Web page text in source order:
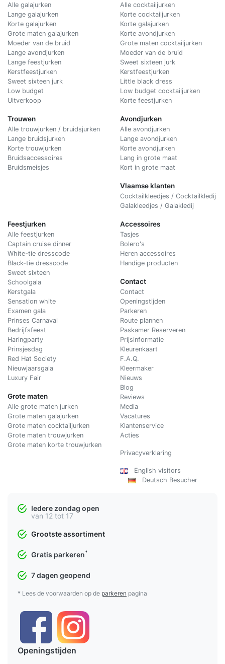
Alle galajurken
Lange galajurken
Korte galajurken
Grote maten galajurken
Moeder van de bruid
Lange avondjurken
Lange feestjurken
Kerstfeestjurken
Sweet sixteen jurk
Low budget
Uitverkoop
Trouwen
Alle trouwjurken / bruidsjurken
Lange bruidsjurken
Korte trouwjurken
Bruidsaccessoires
Bruidsmeisjes
Alle cocktailjurken
Korte cocktailjurken
Korte galajurken
Korte avondjurken
Grote maten cocktailjurken
Moeder van de bruid
Sweet sixteen jurk
Kerstfeestjurken
Little black dress
Low budget cocktailjurken
Korte feestjurken
Avondjurken
Alle avondjurken
Lange avondjurken
Korte avondjurken
Lang in grote maat
Kort in grote maat
Vlaamse klanten
Cocktailkleedjes / Cocktailkledij
Galakleedjes / Galakledij
Feestjurken
Alle feestjurken
Captain cruise dinner
White-tie dresscode
Black-tie dresscode
Sweet sixteen
Schoolgala
Kerstgala
Sensation white
Examen gala
Prinses Carnaval
Bedrijfsfeest
Haringparty
Prinsjesdag
Red Hat Society
Nieuwjaarsgala
Luxury Fair
Grote maten
Alle grote maten jurken
Grote maten galajurken
Grote maten cocktailjurken
Grote maten trouwjurken
Grote maten korte trouwjurken
Accessoires
Tasjes
Bolero's
Heren accessoires
Handige producten
Contact
Contact
Openingstijden
Parkeren
Route plannen
Paskamer Reserveren
Prijsinformatie
Kleurenkaart
F.A.Q.
Kleermaker
Nieuws
Blog
Reviews
Media
Vacatures
Klantenservice
Acties
Privacyverklaring
English visitors
Deutsch Besucher
Iedere zondag open
van 12 tot 17
Grootste assortiment
Gratis parkeren*
7 dagen geopend
* Lees de voorwaarden op de parkeren pagina
Openingstijden